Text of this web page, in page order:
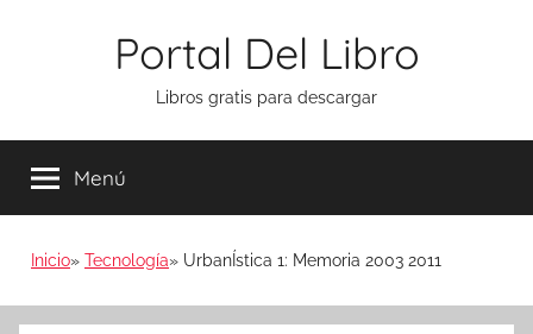
Portal Del Libro
Libros gratis para descargar
Menú
Inicio Tecnología UrbanÍstica 1: Memoria 2003 2011